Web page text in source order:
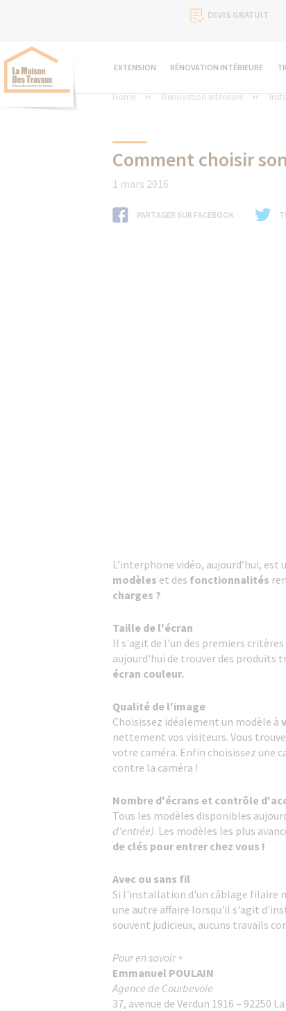
DEVIS GRATUIT
EXTENSION RÉNOVATION INTÉRIEURE
Home Rénovation intérieure
Comment choisir
1 mars 2016
PARTAGER SUR FACEBOOK
L’interphone vidéo, aujourd’hui,
modèles et des fonctionnalités
charges ?
Taille de l'écran
Il s'agit de l'un des premiers
aujourd'hui de trouver des produits
écran couleur.
Qualité de l'image
Choisissez idéalement un modèle à
nettement vos visiteurs. Vous
votre caméra. Enfin choisissez une
contre la caméra !
Nombre d'écrans et contrôle
Tous les modèles disponibles
d'entrée). Les modèles les plus
de clés pour entrer chez vous !
Avec ou sans fil
Si l'installation d'un câblage filaire
une autre affaire lorsqu'il s'agit
souvent judicieux, aucuns travails
Pour en savoir +
Emmanuel POULAIN
Agence de Courbevoie
37, avenue de Verdun 1916 – 92250